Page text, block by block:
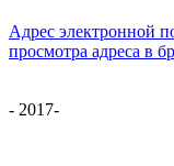
Адрес электронной
просмотра адреса в
- 2017-